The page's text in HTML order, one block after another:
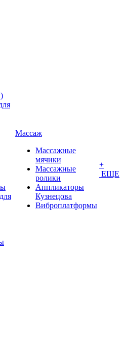
Массаж
Массажные
мячики
Массажные
ролики
Аппликаторы
Кузнецова
Виброплатформы
+
ЕЩЕ